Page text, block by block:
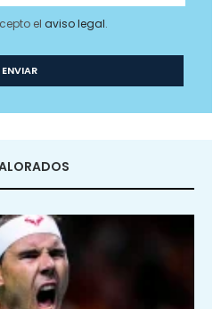
el aviso legal.